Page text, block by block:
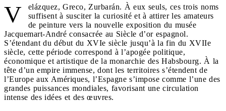
V
elázquez, Greco, Zurbarán. À eux seuls, ces trois noms
suffisent à susciter la curiosité et à attirer les amateurs
de peinture vers la nouvelle exposition du musée
Jacquemart-André consacrée au Siècle d’or espagnol.
S’étendant du début du XVIe siècle jusqu’à la fin du XVIIe
siècle, cette période correspond à l’apogée politique,
économique et artistique de la monarchie des Habsbourg. À la
tête d’un empire immense, dont les territoires s’étendent de
l’Europe aux Amériques, l’Espagne s’impose comme l’une des
grandes puissances mondiales, favorisant une circulation
intense des idées et des œuvres.